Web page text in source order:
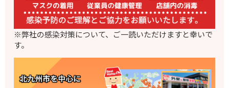
※弊社の感染対策について、ご一読いただけますと幸いで
す。